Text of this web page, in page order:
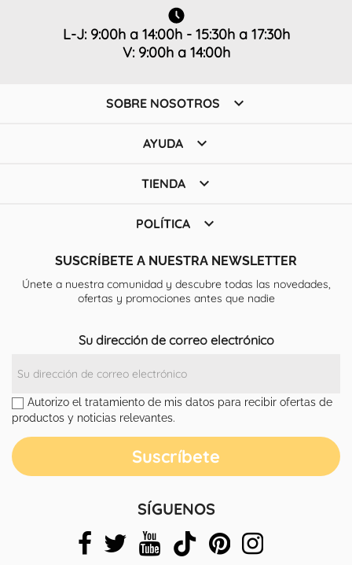
L-J: 9:00h a 14:00h - 15:30h a 17:30h
V: 9:00h a 14:00h
SOBRE NOSOTROS 
AYUDA 
TIENDA 
POLÍTICA 
SUSCRÍBETE A NUESTRA NEWSLETTER
Únete a nuestra comunidad y descubre todas las novedades,
ofertas y promociones antes que nadie
Su dirección de correo electrónico
Autorizo el tratamiento de mis datos para recibir ofertas de
productos y noticias relevantes.
SÍGUENOS